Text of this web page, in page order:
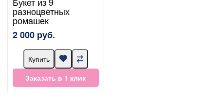
разноцветных
ромашек
2 000 руб.
Купить
Заказать в 1 клик